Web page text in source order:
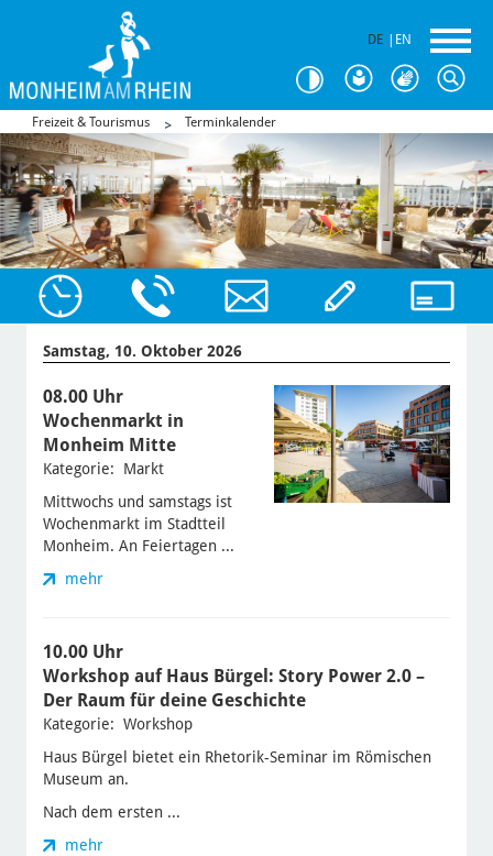
DE EN
Freizeit & Tourismus Terminkalender
Samstag, 10. Oktober 2026
08.00 Uhr
Wochenmarkt in
Monheim Mitte
Kategorie: Markt
Mittwochs und samstags ist
Wochenmarkt im Stadtteil
Monheim. An Feiertagen ...
mehr
10.00 Uhr
Workshop auf Haus Bürgel: Story Power 2.0 –
Der Raum für deine Geschichte
Kategorie: Workshop
Haus Bürgel bietet ein Rhetorik-Seminar im Römischen
Museum an.
Nach dem ersten ...
mehr